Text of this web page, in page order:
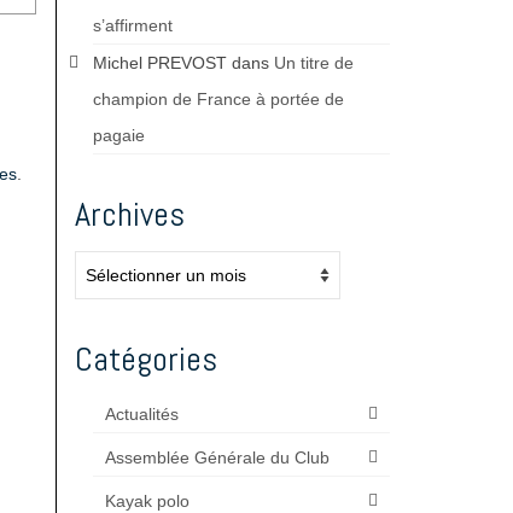
s’affirment
Michel PREVOSTdans Un titre de
champion de France à portée de
pagaie
Archives
Catégories
Actualités
Assemblée Générale du Club
Kayak polo